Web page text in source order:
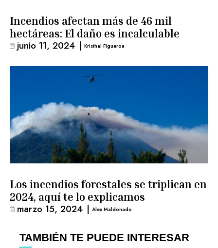
Incendios afectan más de 46 mil
hectáreas: El daño es incalculable
junio 11, 2024 | Kristhal Figueroa
Los incendios forestales se triplican en
2024, aquí te lo explicamos
marzo 15, 2024 | Alex Maldonado
TAMBIÉN TE PUEDE INTERESAR